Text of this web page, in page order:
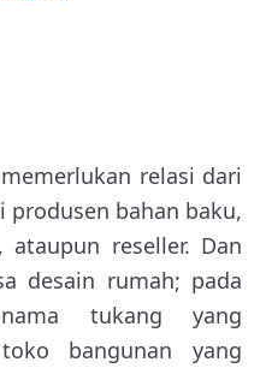
relasi dari
produsen bahan baku,
reseller. Dan
desain rumah; pada
tukang yang
bangunan yang